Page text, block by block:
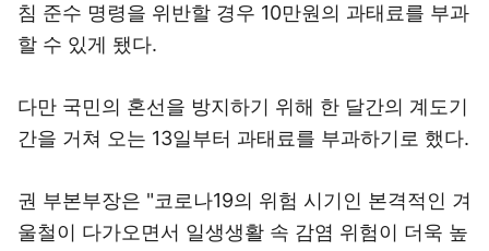
침 준수 명령을 위반할 경우 10만원의 과태료를 부과
할 수 있게 됐다.
다만 국민의 혼선을 방지하기 위해 한 달간의 계도기
간을 거쳐 오는 13일부터 과태료를 부과하기로 했다.
권 부본부장은 "코로나19의 위험 시기인 본격적인 겨
울철이 다가오면서 일생생활 속 감염 위험이 더욱 높